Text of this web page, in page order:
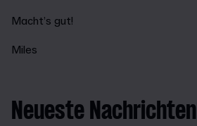
Macht’s gut!
Miles
Neueste Nachrichten